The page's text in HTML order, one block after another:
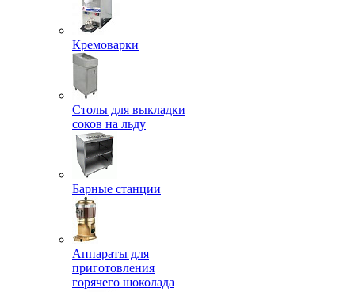
Кремоварки
Столы для выкладки
соков на льду
Барные станции
Аппараты для
приготовления
горячего шоколада